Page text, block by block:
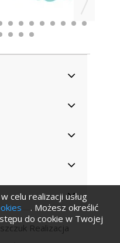
celu realizacji usług
. Możesz określić
do cookie w Twojej
Realizacja